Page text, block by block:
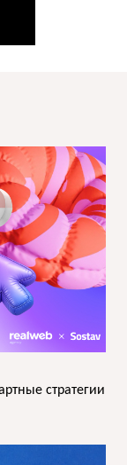
стратегии